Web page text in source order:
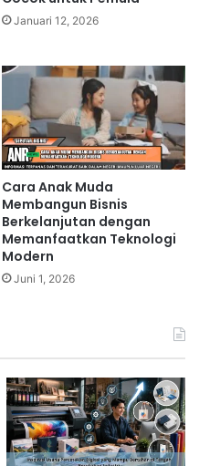
Januari 12, 2026
Cara Anak Muda
Membangun Bisnis
Berkelanjutan dengan
Memanfaatkan Teknologi
Modern
Juni 1, 2026